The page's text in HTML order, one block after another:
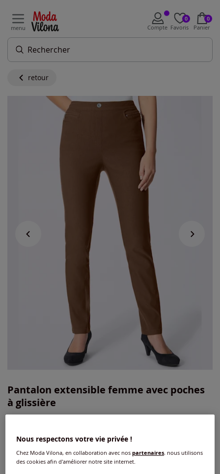
menu Compte
0
Favoris
0
Panier
retour
Pantalon extensible femme avec poches
à glissière
Couleur :marron toffee
Choisir une couleur :
Nous respectons votre vie privée !
Chez Moda Vilona, en collaboration avec nospartenaires, nous utilisons
des cookies afin d'améliorer notre site internet.